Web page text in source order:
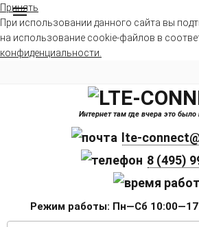
Принять
При использовании данного сайта вы
на использование cookie-файлов в
конфиденциальности.
Интернет там где вчера это
lte-
8 (495)
Режим работы: Пн—Сб